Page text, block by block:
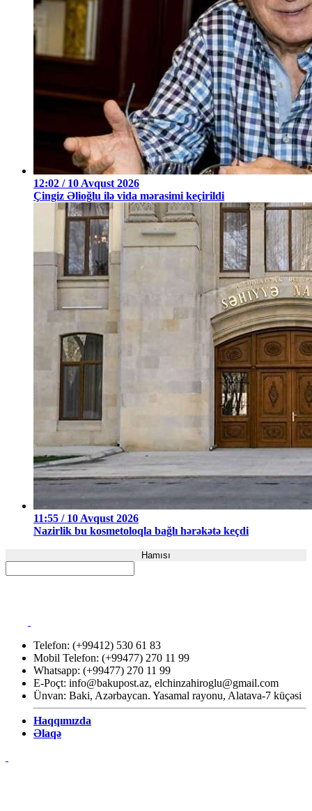
12:02 / 10 Avqust 2026
Çingiz Əlioğlu ilə vida mərasimi keçirildi
11:55 / 10 Avqust 2026
Nazirlik bu kosmetoloqla bağlı hərəkətə keçdi
Hamısı
Telefon: (+99412) 530 61 83
Mobil Telefon: (+99477) 270 11 99
Whatsapp: (+99477) 270 11 99
E-Poçt: info@bakupost.az, elchinzahiroglu@gmail.com
Ünvan: Baki, Azərbaycan. Yasamal rayonu, Alatava-7 küçəsi
Haqqımızda
Əlaqə